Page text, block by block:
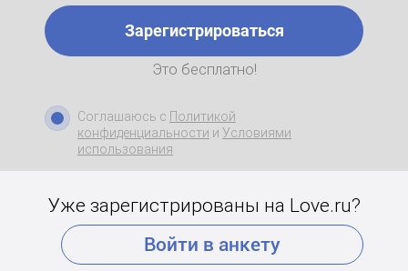
Зарегистрироваться
Это бесплатно!
Соглашаюсь с Политикой
конфиденциальности и Условиями
использования
Уже зарегистрированы на Love.ru?
Войти в анкету